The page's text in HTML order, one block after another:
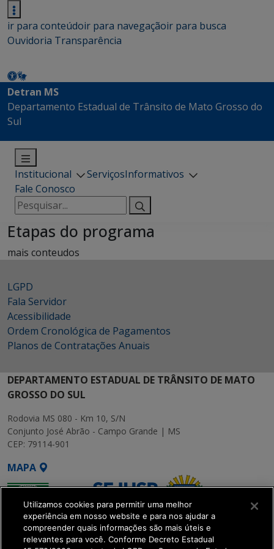
ir para conteúdoir para navegaçãoir para busca
Ouvidoria Transparência
Detran MS
Departamento Estadual de Trânsito de Mato Grosso do
Sul
Institucional ServiçosInformativos
Fale Conosco
Pesquisar
por:
Etapas do programa
mais conteudos
LGPD
Fala Servidor
Acessibilidade
Ordem Cronológica de Pagamentos
Planos de Contratações Anuais
DEPARTAMENTO ESTADUAL DE TRÂNSITO DE MATO
GROSSO DO SUL
Rodovia MS 080 - Km 10, S/N
Conjunto José Abrão - Campo Grande | MS
CEP: 79114-901
MAPA
Utilizamos cookies para permitir uma melhor
experiência em nosso website e para nos ajudar a
compreender quais informações são mais úteis e
relevantes para você. Conforme Decreto Estadual